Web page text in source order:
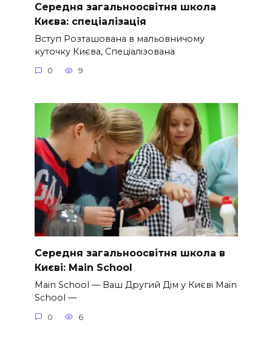
Середня загальноосвітня школа
Києва: спеціалізація
Вступ Розташована в мальовничому
куточку Києва, Спеціалізована
0 9
Середня загальноосвітня школа в
Києві: Main School
Main School — Ваш Другий Дім у Києві Main
School —
0 6